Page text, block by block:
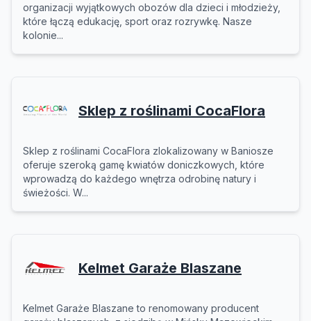
organizacji wyjątkowych obozów dla dzieci i młodzieży,
które łączą edukację, sport oraz rozrywkę. Nasze
kolonie...
Sklep z roślinami CocaFlora
Sklep z roślinami CocaFlora zlokalizowany w Baniosze
oferuje szeroką gamę kwiatów doniczkowych, które
wprowadzą do każdego wnętrza odrobinę natury i
świeżości. W...
Kelmet Garaże Blaszane
Kelmet Garaże Blaszane to renomowany producent